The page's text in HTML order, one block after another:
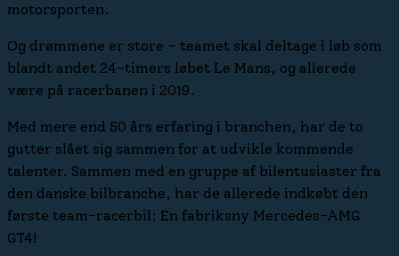
motorsporten.
Og drømmene er store – teamet skal deltage i løb som
blandt andet 24-timers løbet Le Mans, og allerede
være på racerbanen i 2019.
Med mere end 50 års erfaring i branchen, har de to
gutter slået sig sammen for at udvikle kommende
talenter. Sammen med en gruppe af bilentusiaster fra
den danske bilbranche, har de allerede indkøbt den
første team-racerbil: En fabriksny Mercedes-AMG
GT4!